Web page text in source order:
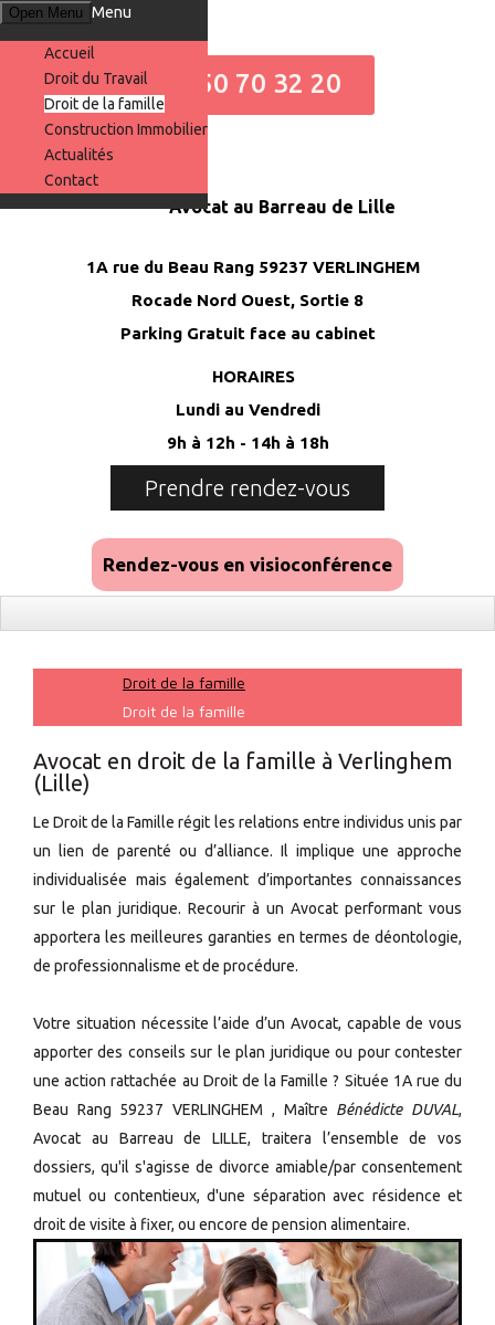
Open Menu Menu
Accueil
Droit du Travail
Droit de la famille
Construction Immobilier
Actualités
Contact
06 50 70 32 20
Avocat au Barreau de Lille
1A rue du Beau Rang 59237 VERLINGHEM
Rocade Nord Ouest, Sortie 8
Parking Gratuit face au cabinet
HORAIRES
Lundi au Vendredi
9h à 12h - 14h à 18h
Prendre rendez-vous
Rendez-vous en visioconférence
Droit de la famille
Droit de la famille
Avocat en droit de la famille à Verlinghem
(Lille)
Le Droit de la Famille régit les relations entre individus unis par
un lien de parenté ou d’alliance. Il implique une approche
individualisée mais également d’importantes connaissances
sur le plan juridique. Recourir à un Avocat performant vous
apportera les meilleures garanties en termes de déontologie,
de professionnalisme et de procédure.
Votre situation nécessite l’aide d’un Avocat, capable de vous
apporter des conseils sur le plan juridique ou pour contester
une action rattachée au Droit de la Famille ? Située 1A rue du
Beau Rang 59237 VERLINGHEM , Maître Bénédicte DUVAL,
Avocat au Barreau de LILLE, traitera l’ensemble de vos
dossiers, qu'il s'agisse de divorce amiable/par consentement
mutuel ou contentieux, d'une séparation avec résidence et
droit de visite à fixer, ou encore de pension alimentaire.